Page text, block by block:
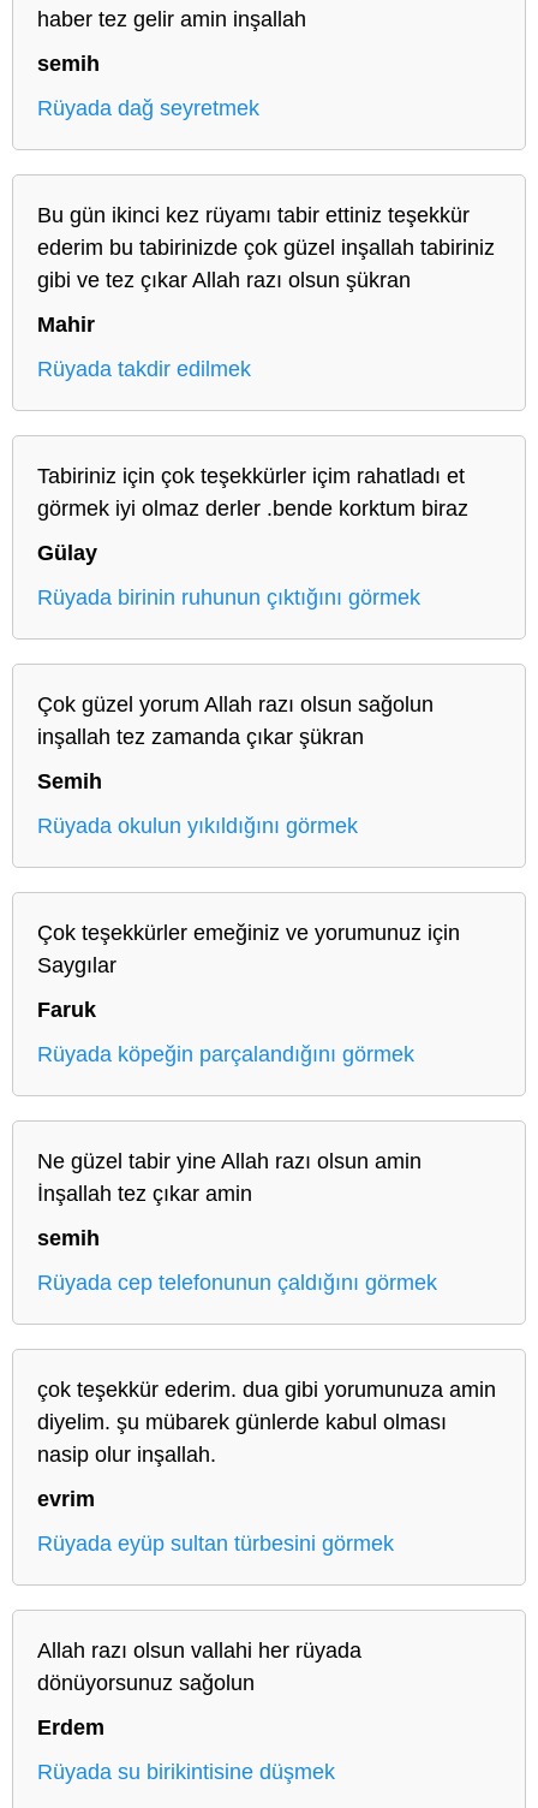
haber tez gelir amin inşallah
semih
Rüyada dağ seyretmek
Bu gün ikinci kez rüyamı tabir ettiniz teşekkür
ederim bu tabirinizde çok güzel inşallah tabiriniz
gibi ve tez çıkar Allah razı olsun şükran
Mahir
Rüyada takdir edilmek
Tabiriniz için çok teşekkürler içim rahatladı et
görmek iyi olmaz derler .bende korktum biraz
Gülay
Rüyada birinin ruhunun çıktığını görmek
Çok güzel yorum Allah razı olsun sağolun
inşallah tez zamanda çıkar şükran
Semih
Rüyada okulun yıkıldığını görmek
Çok teşekkürler emeğiniz ve yorumunuz için
Saygılar
Faruk
Rüyada köpeğin parçalandığını görmek
Ne güzel tabir yine Allah razı olsun amin
İnşallah tez çıkar amin
semih
Rüyada cep telefonunun çaldığını görmek
çok teşekkür ederim. dua gibi yorumunuza amin
diyelim. şu mübarek günlerde kabul olması
nasip olur inşallah.
evrim
Rüyada eyüp sultan türbesini görmek
Allah razı olsun vallahi her rüyada
dönüyorsunuz sağolun
Erdem
Rüyada su birikintisine düşmek